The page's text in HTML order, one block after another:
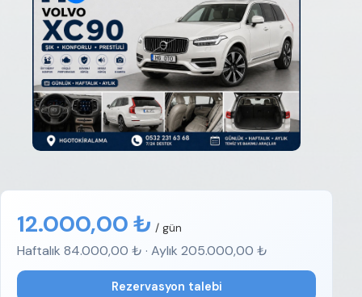
12.000,00 ₺ / gün
Haftalık 84.000,00 ₺ · Aylık 205.000,00 ₺
Rezervasyon talebi